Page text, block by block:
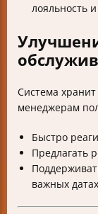
лояльность
Система
менеджерам
Быстро
Предлагать
важных